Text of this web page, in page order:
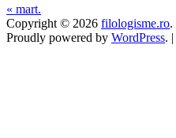
« mart.
Copyright © 2026 filologisme.ro.
Proudly powered by WordPress. |